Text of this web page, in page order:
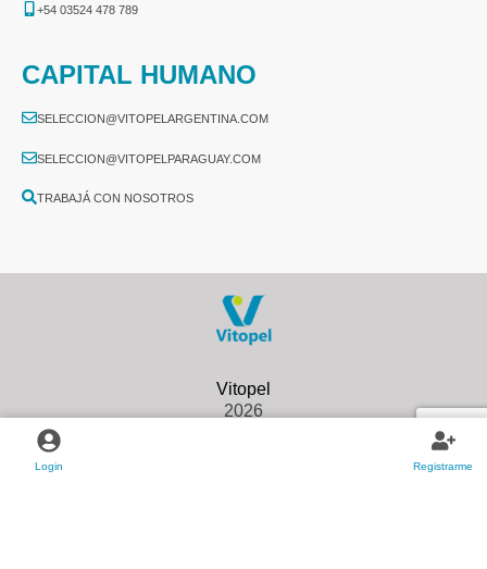
Login Registrarme
+54 03524 478 789​
CAPITAL HUMANO
SELECCION@VITOPELARGENTINA.COM
SELECCION@VITOPELPARAGUAY.COM
TRABAJÁ CON NOSOTROS
2026